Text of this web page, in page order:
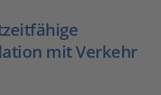
mit Verkehr